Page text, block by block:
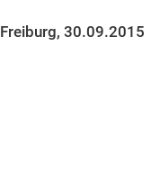
Freiburg, 30.09.2015